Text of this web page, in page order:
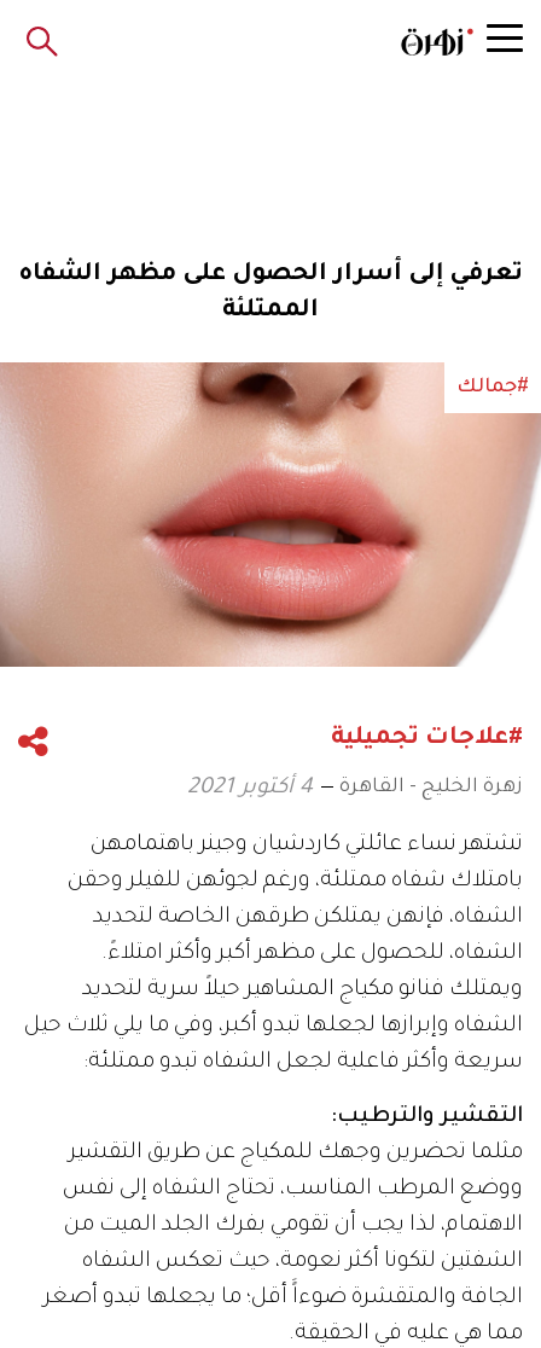
تعرفي إلى أسرار الحصول على مظهر الشفاه
الممتلئة
#جمالك
#علاجات تجميلية
زهرة الخليج - القاهرة 4 أكتوبر 2021
تشتهر نساء عائلتي كاردشيان وجينر باهتمامهن
بامتلاك شفاه ممتلئة، ورغم لجوئهن للفيلر وحقن
الشفاه، فإنهن يمتلكن طرقهن الخاصة لتحديد
الشفاه، للحصول على مظهر أكبر وأكثر امتلاءً.
ويمتلك فنانو مكياج المشاهير حيلاً سرية لتحديد
الشفاه وإبرازها لجعلها تبدو أكبر، وفي ما يلي ثلاث حيل
سريعة وأكثر فاعلية لجعل الشفاه تبدو ممتلئة:
التقشير والترطيب:
مثلما تحضرين وجهك للمكياج عن طريق التقشير
ووضع المرطب المناسب، تحتاج الشفاه إلى نفس
الاهتمام، لذا يجب أن تقومي بفرك الجلد الميت من
الشفتين لتكونا أكثر نعومة، حيث تعكس الشفاه
الجافة والمتقشرة ضوءاًَ أقل؛ ما يجعلها تبدو أصغر
مما هي عليه في الحقيقة.